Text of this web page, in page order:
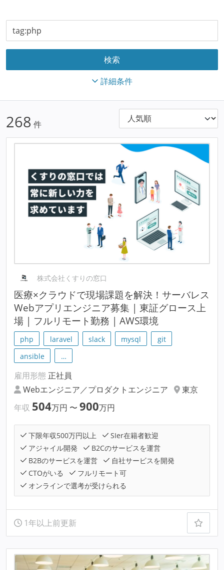
詳細条件
268 件
株式会社くすりの窓口
医療×クラウドで現場課題を解決！サーバレス
Webアプリエンジニア募集 | 東証グロース上
場 | フルリモート勤務 | AWS環境
php laravel slack mysql
git
ansible
…
雇用形態 正社員
Webエンジニア／プロダクトエンジニア
東京
年収 504万円 〜 900万円
下限年収500万円以上
SIer在籍者歓迎
アジャイル開発
B2Cのサービスを運営
B2Bのサービスを運営
自社サービスを開発
CTOがいる
フルリモート可
オンラインで選考が受けられる
1年以上前更新